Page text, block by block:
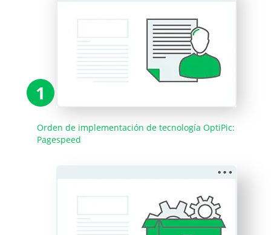
1
Orden de implementación de tecnología OptiPic:
Pagespeed